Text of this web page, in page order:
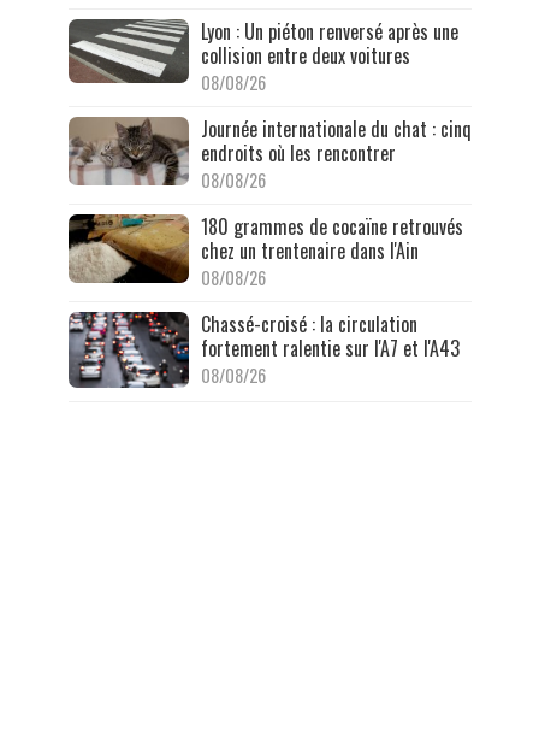
Lyon : Un piéton renversé après une
collision entre deux voitures
08/08/26
Journée internationale du chat : cinq
endroits où les rencontrer
08/08/26
180 grammes de cocaïne retrouvés
chez un trentenaire dans l'Ain
08/08/26
Chassé-croisé : la circulation
fortement ralentie sur l'A7 et l'A43
08/08/26